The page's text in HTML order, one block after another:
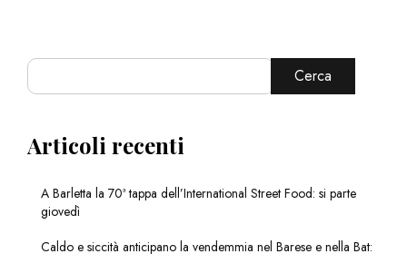
Cerca
Articoli recenti
A Barletta la 70ª tappa dell’International Street Food: si parte
giovedì
Caldo e siccità anticipano la vendemmia nel Barese e nella Bat: